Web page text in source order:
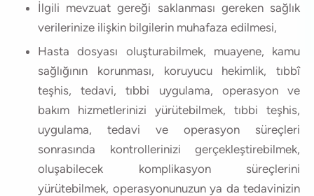
İlgili mevzuat gereği saklanması gereken sağlık
verilerinize ilişkin bilgilerin muhafaza edilmesi,
Hasta dosyası oluşturabilmek, muayene, kamu
sağlığının korunması, koruyucu hekimlik, tıbbî
teşhis, tedavi, tıbbi uygulama, operasyon ve
bakım hizmetlerinizi yürütebilmek, tıbbi teşhis,
uygulama, tedavi ve operasyon süreçleri
sonrasında kontrollerinizi gerçekleştirebilmek,
oluşabilecek komplikasyon süreçlerini
yürütebilmek, operasyonunuzun ya da tedavinizin